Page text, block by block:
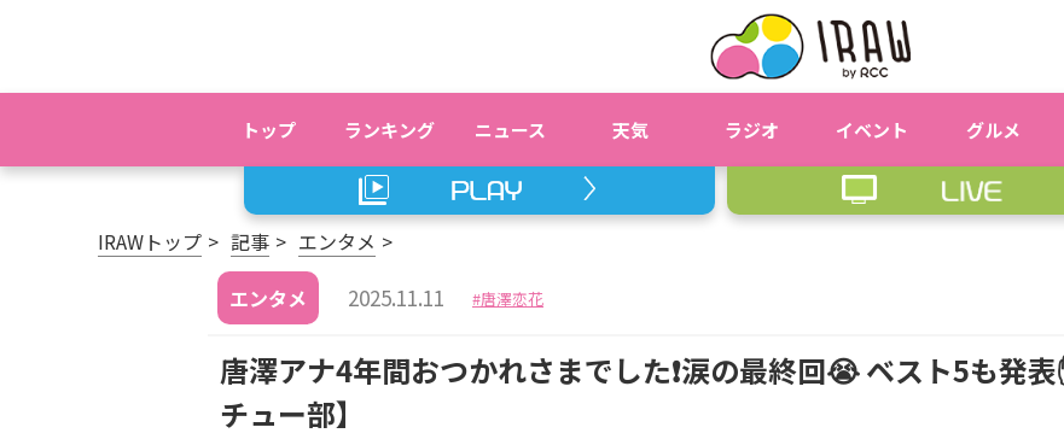
トップ ランキング ニュース 天気 ラジオ イベント グルメ
IRAWトップ 記事
エンタメ
エンタメ
2025.11.11 唐澤恋花
唐澤アナ4年間おつかれさまでした❗涙の最終回😭 ベスト5も発
チュー部】